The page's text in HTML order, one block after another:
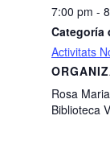
7:00 pm -
Categoría
Activitats
Rosa
Biblioteca